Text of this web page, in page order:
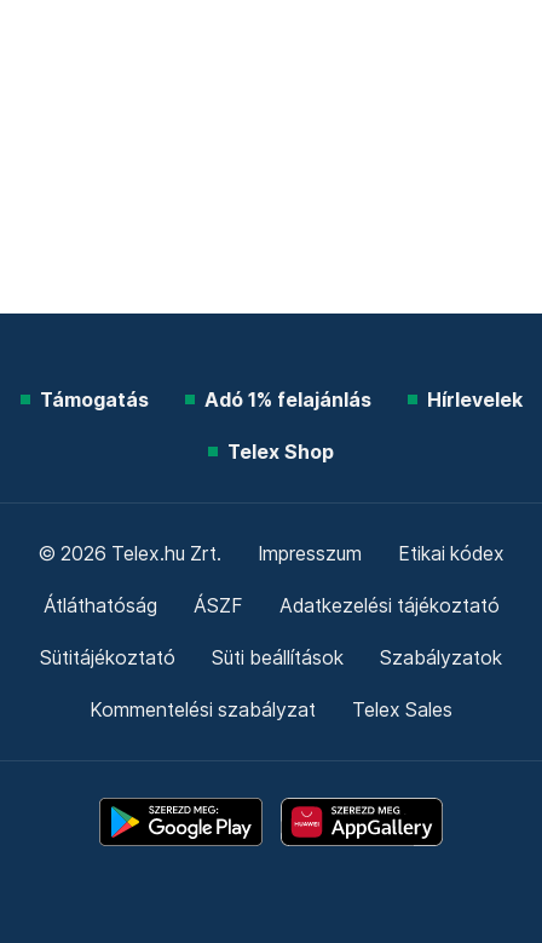
Támogatás Adó 1% felajánlás Hírlevelek
Telex Shop
© 2026 Telex.hu Zrt. Impresszum Etikai kódex
Átláthatóság ÁSZF Adatkezelési tájékoztató
Sütitájékoztató Süti beállítások Szabályzatok
Kommentelési szabályzat Telex Sales